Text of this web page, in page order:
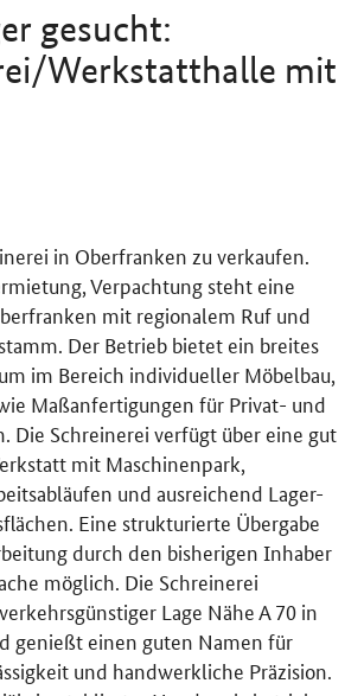
gesucht:
Werkstatthalle mit
in Oberfranken zu verkaufen.
Verpachtung steht eine
mit regionalem Ruf und
Der Betrieb bietet ein breites
im Bereich individueller Möbelbau,
Maßanfertigungen für Privat- und
Die Schreinerei verfügt über eine gut
mit Maschinenpark,
und ausreichend Lager-
Eine strukturierte Übergabe
durch den bisherigen Inhaber
möglich. Die Schreinerei
Lage Nähe A 70 in
genießt einen guten Namen für
und handwerkliche Präzision.